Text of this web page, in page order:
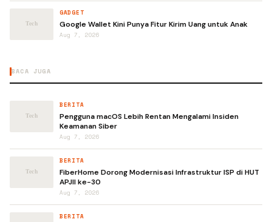
GADGET
Google Wallet Kini Punya Fitur Kirim Uang untuk Anak
Aug 7, 2026
BACA JUGA
BERITA
Pengguna macOS Lebih Rentan Mengalami Insiden
Keamanan Siber
Aug 7, 2026
BERITA
FiberHome Dorong Modernisasi Infrastruktur ISP di HUT
APJII ke-30
Aug 7, 2026
BERITA